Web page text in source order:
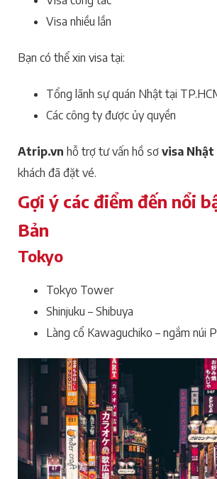
Visa nhiều lần
Bạn có thể xin visa tại:
Tổng lãnh sự quán Nhật tại
Các công ty được ủy quyền
Atrip.vn hỗ trợ tư vấn hồ sơ visa Nhật
khách đã đặt vé.
Gợi ý các điểm đến nổi
Bản
Tokyo
Tokyo Tower
Shinjuku – Shibuya
Làng cổ Kawaguchiko – ngắm núi